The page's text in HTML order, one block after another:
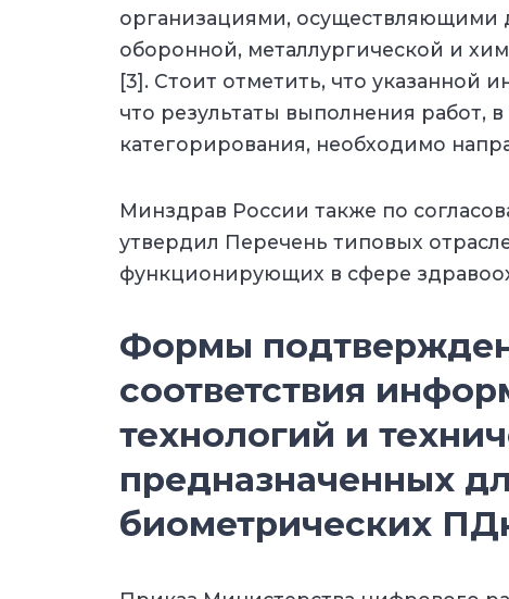
организациями, осуществляющими
оборонной, металлургической и
[3]. Стоит отметить, что указанной
что результаты выполнения работ,
категорирования, необходимо
Минздрав России также по
утвердил Перечень типовых
функционирующих в сфере
Формы
соответствия
технологий и
предназначенных
биометрических